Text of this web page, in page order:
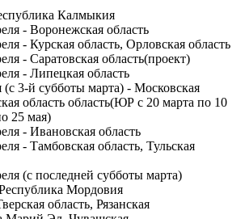
Калмыкия
- Воронежская область
- Курская область, Орловская область
- Саратовская область(проект)
- Липецкая область
(с 3-й субботы марта) - Московская
область область(ЮР с 20 марта по 10
25 мая)
- Ивановская область
- Тамбовская область, Тульская
(с последней субботы марта)
Мордовия
область, Рязанская